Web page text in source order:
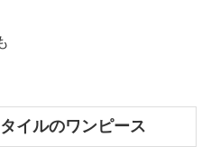
イルのワンピース